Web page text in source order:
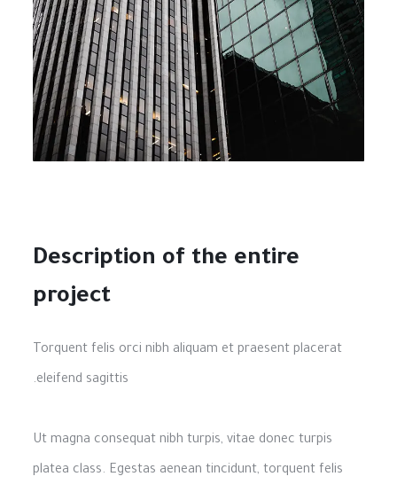
Description of the entire
project
Torquent felis orci nibh aliquam et praesent placerat
eleifend sagittis.
Ut magna consequat nibh turpis, vitae donec turpis
platea class. Egestas aenean tincidunt, torquent felis